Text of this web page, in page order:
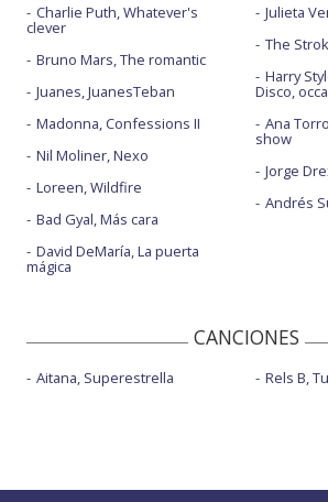
Charlie Puth, Whatever's
clever
Bruno Mars, The romantic
Juanes, JuanesTeban
Madonna, Confessions II
Nil Moliner, Nexo
Loreen, Wildfire
Bad Gyal, Más cara
David DeMaría, La puerta
mágica
Julieta
The
Harry
Disco,
Ana
show
Jorge
Andrés
CANCIONES
Aitana, Superestrella Rels B,